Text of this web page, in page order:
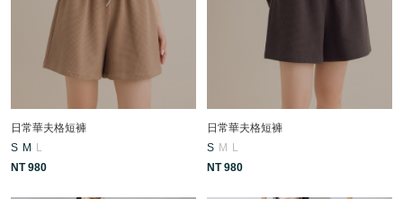
日常華夫格短褲
S M L
NT 980
日常華夫格短褲
S M L
NT 980